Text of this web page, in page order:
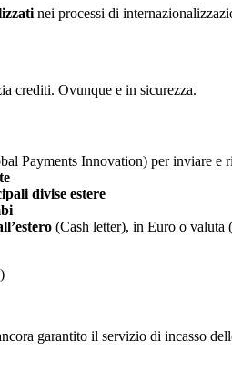
nei processi di
crediti. Ovunque e in sicurezza.
Payments Innovation) per inviare e
divise estere
(Cash letter), in Euro o valuta
garantito il servizio di incasso